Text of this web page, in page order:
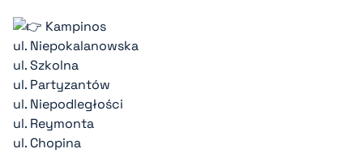
Kampinos
ul. Niepokalanowska
ul. Szkolna
ul. Partyzantów
ul. Niepodległości
ul. Reymonta
ul. Chopina